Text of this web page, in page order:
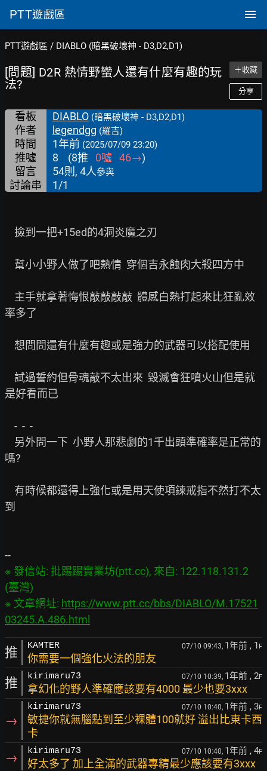
PTT遊戲區
PTT遊戲區 / DIABLO (暗黑破壞神 - D3,D2,D1)
[問題] D2R 熱情野蠻人還有什麼有趣的玩
法?
＋收藏
分享
看板 DIABLO (暗黑破壞神 - D3,D2,D1)
作者 legendgg (羅吉)
時間 1年前 (2025/07/09 23:20)
推噓 8 (8推 0噓 46→)
留言
54則, 4人參與
討論串 1/1
率多了
是好看而已
嗎?
到
※ 發信站: 批踢踢實業坊(ptt.cc), 來自: 122.118.131.2
(臺灣)
※ 文章網址: https://www.ptt.cc/bbs/DIABLO/M.17521
03245.A.486.html
推 KAMTER 07/10 09:43, 1年前 , 1 F
你需要一個強化火法的朋友
推 kirimaru73 07/10 10:39, 1年前 , 2F
拿幻化的野人準確應該要有4000 最少也要3xxx
→
kirimaru73 07/10 10:40, 1年前 , 3F
敏捷你就無腦點到至少裸體100就好 溢出比東卡西
卡
→ kirimaru73 07/10 10:40, 1年前 , 4F
好太多了 加上全滿的武器專精最少應該要有3xxx